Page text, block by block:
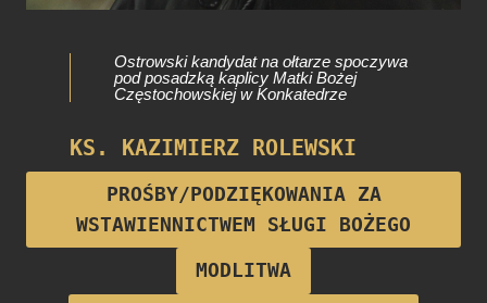
Ostrowski kandydat na ołtarze spoczywa
pod posadzką kaplicy Matki Bożej
Częstochowskiej w Konkatedrze
KS. KAZIMIERZ ROLEWSKI
Proboszcz parafii w latach 1922-1928
PROŚBY/PODZIĘKOWANIA ZA
WSTAWIENNICTWEM SŁUGI BOŻEGO
MODLITWA